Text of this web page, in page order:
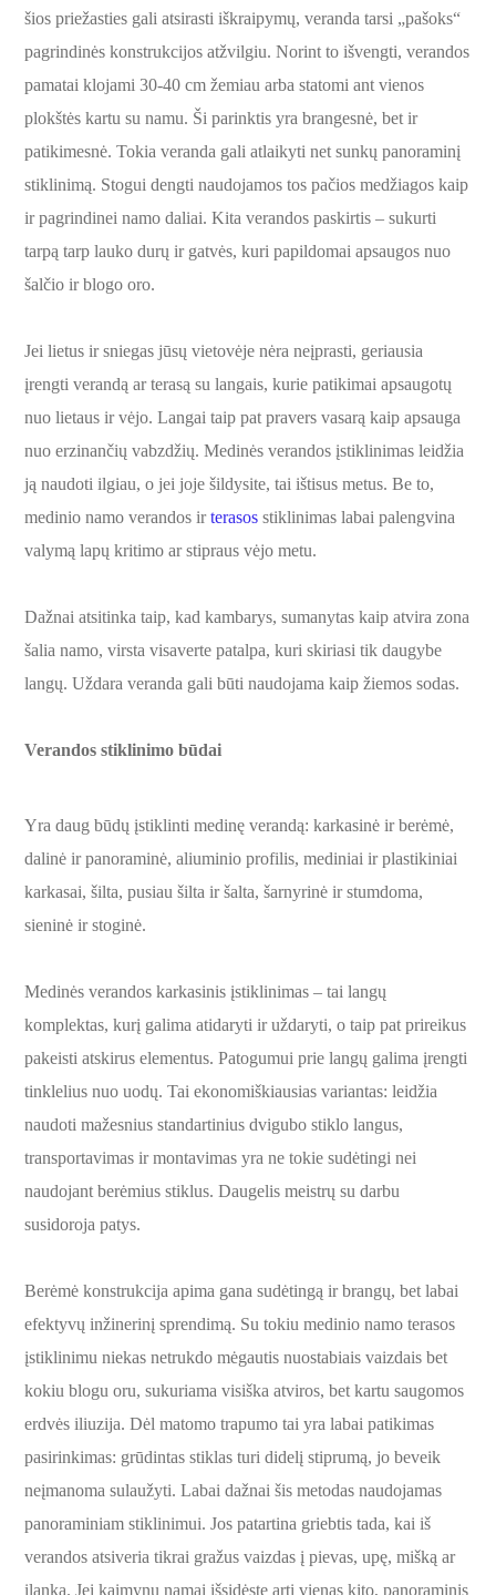
šios priežasties gali atsirasti iškraipymų, veranda tarsi „pašoks“
pagrindinės konstrukcijos atžvilgiu. Norint to išvengti, verandos
pamatai klojami 30-40 cm žemiau arba statomi ant vienos
plokštės kartu su namu. Ši parinktis yra brangesnė, bet ir
patikimesnė. Tokia veranda gali atlaikyti net sunkų panoraminį
stiklinimą. Stogui dengti naudojamos tos pačios medžiagos kaip
ir pagrindinei namo daliai. Kita verandos paskirtis – sukurti
tarpą tarp lauko durų ir gatvės, kuri papildomai apsaugos nuo
šalčio ir blogo oro.
Jei lietus ir sniegas jūsų vietovėje nėra neįprasti, geriausia
įrengti verandą ar terasą su langais, kurie patikimai apsaugotų
nuo lietaus ir vėjo. Langai taip pat pravers vasarą kaip apsauga
nuo erzinančių vabzdžių. Medinės verandos įstiklinimas leidžia
ją naudoti ilgiau, o jei joje šildysite, tai ištisus metus. Be to,
medinio namo verandos irterasos stiklinimas labai palengvina
valymą lapų kritimo ar stipraus vėjo metu.
Dažnai atsitinka taip, kad kambarys, sumanytas kaip atvira zona
šalia namo, virsta visaverte patalpa, kuri skiriasi tik daugybe
langų. Uždara veranda gali būti naudojama kaip žiemos sodas.
Verandos stiklinimo būdai
Yra daug būdų įstiklinti medinę verandą: karkasinė ir berėmė,
dalinė ir panoraminė, aliuminio profilis, mediniai ir plastikiniai
karkasai, šilta, pusiau šilta ir šalta, šarnyrinė ir stumdoma,
sieninė ir stoginė.
Medinės verandos karkasinis įstiklinimas – tai langų
komplektas, kurį galima atidaryti ir uždaryti, o taip pat prireikus
pakeisti atskirus elementus. Patogumui prie langų galima įrengti
tinklelius nuo uodų. Tai ekonomiškiausias variantas: leidžia
naudoti mažesnius standartinius dvigubo stiklo langus,
transportavimas ir montavimas yra ne tokie sudėtingi nei
naudojant berėmius stiklus. Daugelis meistrų su darbu
susidoroja patys.
Berėmė konstrukcija apima gana sudėtingą ir brangų, bet labai
efektyvų inžinerinį sprendimą. Su tokiu medinio namo terasos
įstiklinimu niekas netrukdo mėgautis nuostabiais vaizdais bet
kokiu blogu oru, sukuriama visiška atviros, bet kartu saugomos
erdvės iliuzija. Dėl matomo trapumo tai yra labai patikimas
pasirinkimas: grūdintas stiklas turi didelį stiprumą, jo beveik
neįmanoma sulaužyti. Labai dažnai šis metodas naudojamas
panoraminiam stiklinimui. Jos patartina griebtis tada, kai iš
verandos atsiveria tikrai gražus vaizdas į pievas, upę, mišką ar
įlanką. Jei kaimynų namai išsidėstę arti vienas kito, panoraminis